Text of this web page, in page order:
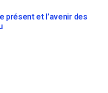
présent et l’avenir des